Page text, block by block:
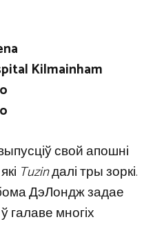
Kilmainham
свой апошні
Tuzinдалі тры зоркі.
ДэЛондж задае
галаве многіх